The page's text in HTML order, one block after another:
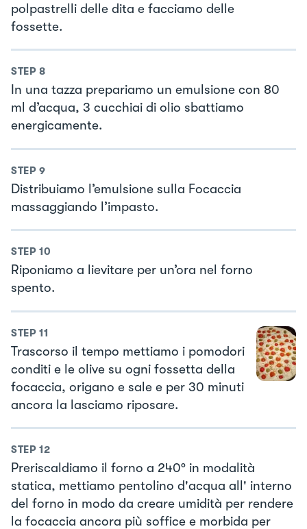
polpastrelli delle dita e facciamo delle
fossette.
STEP 8
In una tazza prepariamo un emulsione con 80
ml d’acqua, 3 cucchiai di olio sbattiamo
energicamente.
STEP 9
Distribuiamo l’emulsione sulla Focaccia
massaggiando l’impasto.
STEP 10
Riponiamo a lievitare per un’ora nel forno
spento.
STEP 11
Trascorso il tempo mettiamo i pomodori
conditi e le olive su ogni fossetta della
focaccia, origano e sale e per 30 minuti
ancora la lasciamo riposare.
STEP 12
Preriscaldiamo il forno a 240° in modalità
statica, mettiamo pentolino d'acqua all' interno
del forno in modo da creare umidità per rendere
la focaccia ancora più soffice e morbida per